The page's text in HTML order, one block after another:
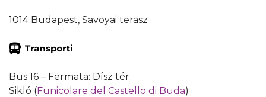
1014 Budapest, Savoyai terasz
Bus 16 – Fermata: Dísz tér
Sikló (Funicolare del Castello di Buda)